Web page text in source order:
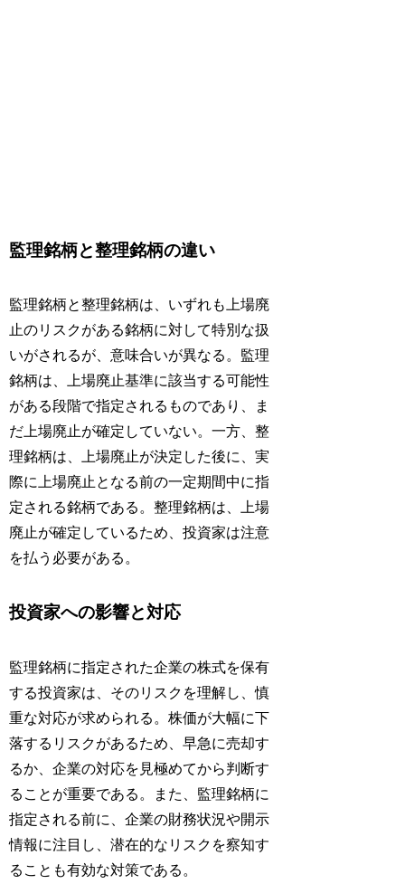
監理銘柄と整理銘柄の違い
監理銘柄と整理銘柄は、いずれも上場廃
止のリスクがある銘柄に対して特別な扱
いがされるが、意味合いが異なる。監理
銘柄は、上場廃止基準に該当する可能性
がある段階で指定されるものであり、ま
だ上場廃止が確定していない。一方、整
理銘柄は、上場廃止が決定した後に、実
際に上場廃止となる前の一定期間中に指
定される銘柄である。整理銘柄は、上場
廃止が確定しているため、投資家は注意
を払う必要がある。
投資家への影響と対応
監理銘柄に指定された企業の株式を保有
する投資家は、そのリスクを理解し、慎
重な対応が求められる。株価が大幅に下
落するリスクがあるため、早急に売却す
るか、企業の対応を見極めてから判断す
ることが重要である。また、監理銘柄に
指定される前に、企業の財務状況や開示
情報に注目し、潜在的なリスクを察知す
ることも有効な対策である。